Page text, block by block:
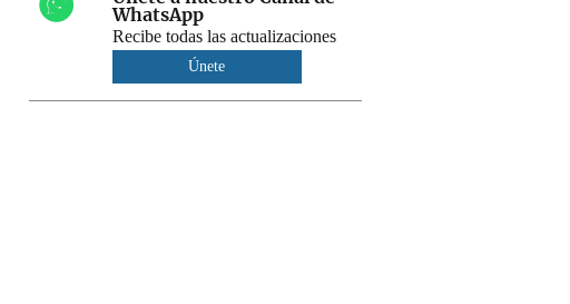
WhatsApp
Recibe todas las actualizaciones
Únete